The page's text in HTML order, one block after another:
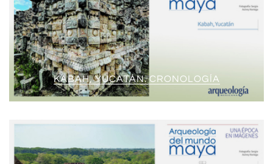
KABAH, YUCATÁN. CRONOLOGÍA